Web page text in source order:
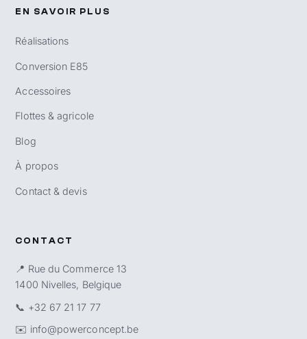
EN SAVOIR PLUS
Réalisations
Conversion E85
Accessoires
Flottes & agricole
Blog
À propos
Contact & devis
CONTACT
📍 Rue du Commerce 13
1400 Nivelles, Belgique
📞 +32 67 21 17 77
✉️ info@powerconcept.be